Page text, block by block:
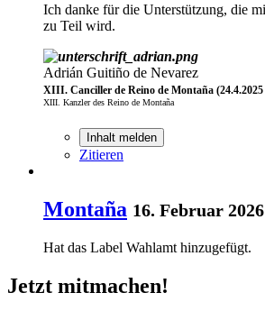
Ich danke für die Unterstützung, die
zu Teil wird.
Adrián Guitiño de Nevarez
XIII. Canciller de Reino de Montaña (24.4.2025
XIII. Kanzler des Reino de Montaña
Inhalt melden
Zitieren
Montaña 16. Februar
Hat das Label Wahlamt hinzugefügt.
Jetzt mitmachen!